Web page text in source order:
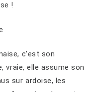
!
c’est son
vraie, elle assume son
sur ardoise, les